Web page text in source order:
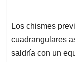
Los chismes
cuadrangulares
saldría con un